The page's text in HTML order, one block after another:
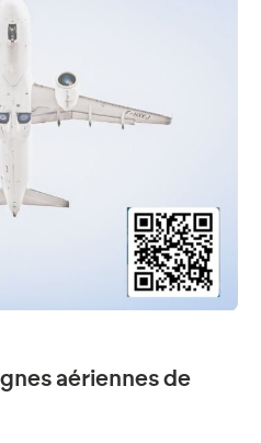
aériennes de